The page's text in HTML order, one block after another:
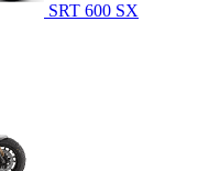
SRT 600 SX